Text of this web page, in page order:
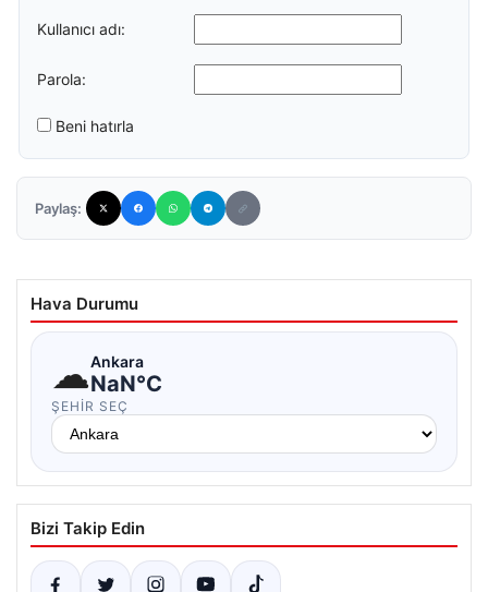
Kullanıcı adı:
Parola:
Beni hatırla
Paylaş:
Hava Durumu
☁Ankara
NaN°C
ŞEHIR SEÇ
Bizi Takip Edin